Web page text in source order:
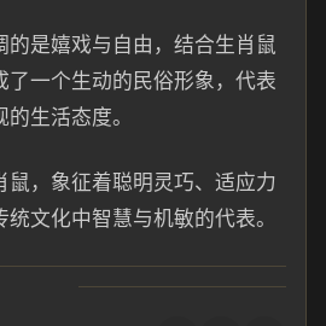
的是嬉戏与自由，结合生肖鼠
了一个生动的民俗形象，代表
生活态度。
鼠，象征着聪明灵巧、适应力
文化中智慧与机敏的代表。